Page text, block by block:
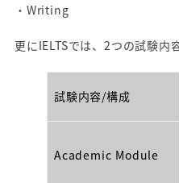
・Writing
更にIELTSでは、2つの試験内
試験内容/構成
Academic Module